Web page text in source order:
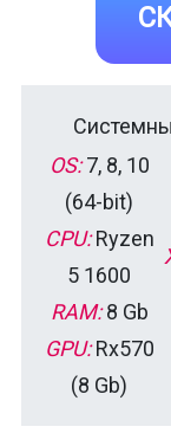
OS:7, 8, 10
(64-bit)
CPU:Ryzen
5 1600
RAM:8 Gb
GPU:Rx570
(8 Gb)